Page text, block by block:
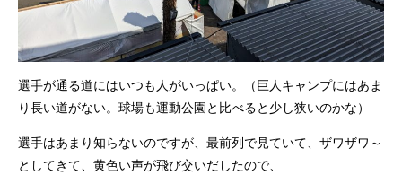
選手が通る道にはいつも人がいっぱい。（巨人キャンプにはあま
り長い道がない。球場も運動公園と比べると少し狭いのかな）
選手はあまり知らないのですが、最前列で見ていて、ザワザワ～
としてきて、黄色い声が飛び交いだしたので、